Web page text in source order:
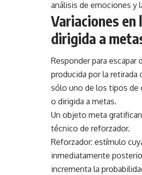
análisis de emociones y
Variaciones en
dirigida a
Responder para escapar
producida por la retirada
sólo uno de los tipos de
o dirigida a metas.
Un objeto meta
técnico de reforzador.
Reforzador: estímulo
inmediatamente
incrementa la